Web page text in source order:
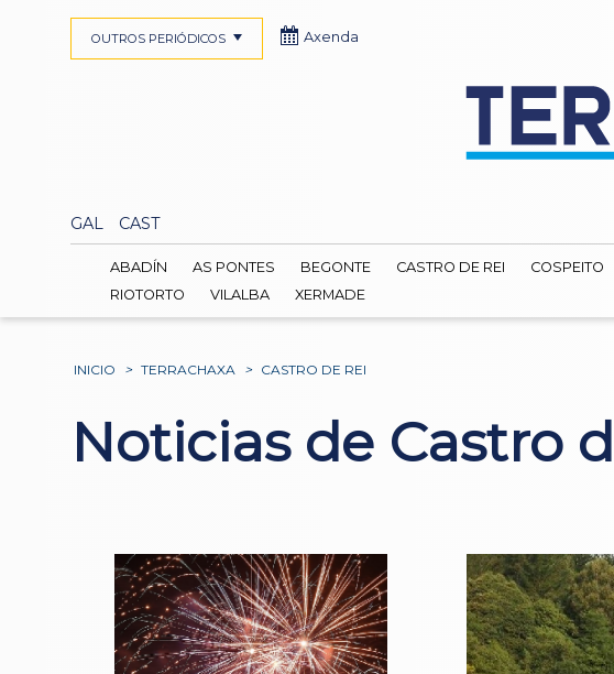
GAL CAST
OUTROS PERIÓDICOS Axenda
ABADÍN AS PONTES BEGONTE CASTRO DE REI COSPEITO
RIOTORTO
VILALBA XERMADE
INICIO > TERRACHAXA > CASTRO DE REI
Noticias de Castro